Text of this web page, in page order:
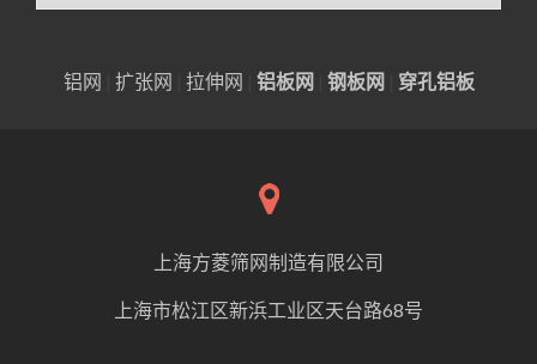
铝网 扩张网 拉伸网 铝板网 钢板网 穿孔铝板
上海方菱筛网制造有限公司
上海市松江区新浜工业区天台路68号